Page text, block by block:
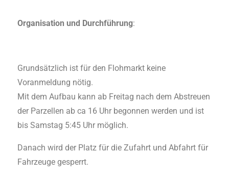
Organisation und Durchführung:
Grundsätzlich ist für den Flohmarkt keine
Voranmeldung nötig.
Mit dem Aufbau kann ab Freitag nach dem Abstreuen
der Parzellen ab ca 16 Uhr begonnen werden und ist
bis Samstag 5:45 Uhr möglich.
Danach wird der Platz für die Zufahrt und Abfahrt für
Fahrzeuge gesperrt.